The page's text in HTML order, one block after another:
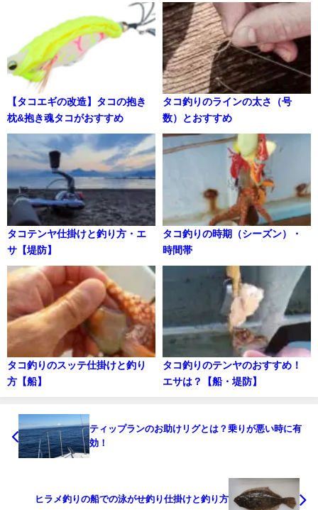
【タコエギの改造】タコの抱き
枕&抱き魂タコがおすすめ
タコ釣りのラインの太さ（号
数）とおすすめ
タコテンヤ仕掛けと釣り方・エ
サ【堤防】
タコ釣りの時期（シーズン）・
時間帯
タコ釣りのスッテ仕掛けと釣り
方【船】
タコ釣りのテンヤのおすすめ！
エサは？【船・堤防】
ティップランのお助けリグとは？乗りが悪い時に有
効！
ヒラメ釣りの船での泳がせ釣り仕掛けと釣り方